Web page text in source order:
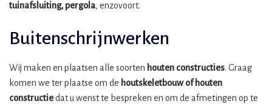
tuinafsluiting, pergola, enzovoort.
Buitenschrijnwerken
Wij maken en plaatsen alle soorten houten constructies. Graag
komen we ter plaatse om de houtskeletbouw of houten
constructiedat u wenst te bespreken en om de afmetingen op te